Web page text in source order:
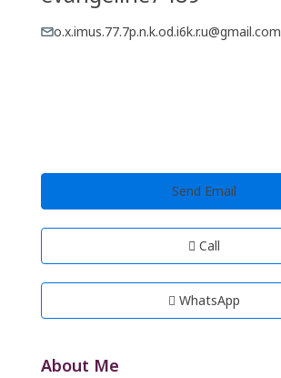
o.x.imus.77.7p.n.k.od.i6k.r.u@gmail.com
Send Email
Call
WhatsApp
About Me